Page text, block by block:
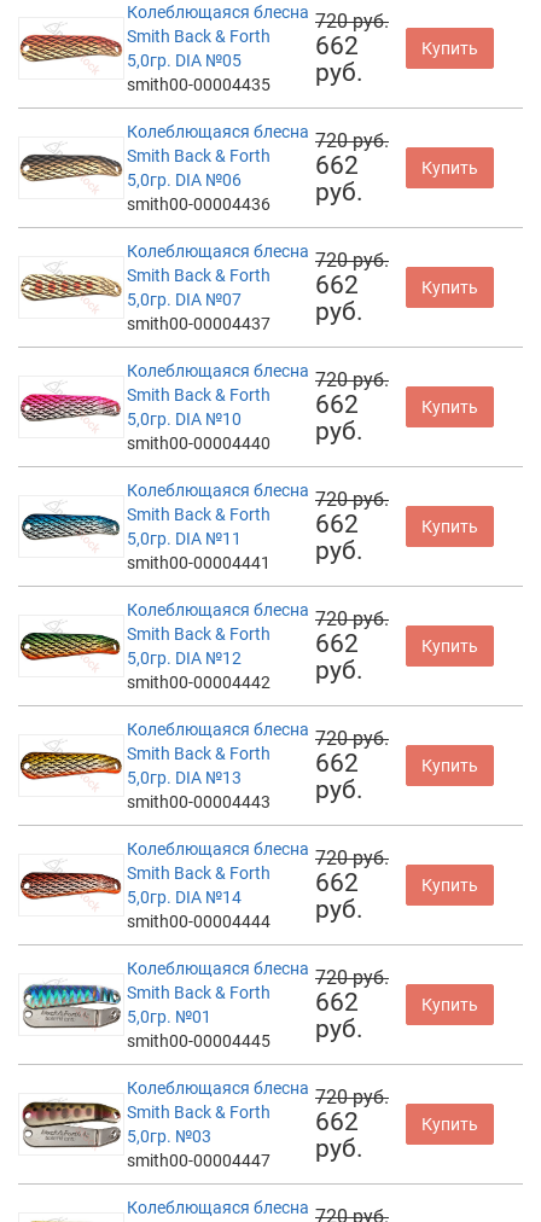
Колеблющаяся блесна
Smith Back & Forth
5,0гр. DIA №05
smith00-00004435
720 руб.
662
руб.
Купить
Колеблющаяся блесна
Smith Back & Forth
5,0гр. DIA №06
smith00-00004436
720 руб.
662
руб.
Купить
Колеблющаяся блесна
Smith Back & Forth
5,0гр. DIA №07
smith00-00004437
720 руб.
662
руб.
Купить
Колеблющаяся блесна
Smith Back & Forth
5,0гр. DIA №10
smith00-00004440
720 руб.
662
руб.
Купить
Колеблющаяся блесна
Smith Back & Forth
5,0гр. DIA №11
smith00-00004441
720 руб.
662
руб.
Купить
Колеблющаяся блесна
Smith Back & Forth
5,0гр. DIA №12
smith00-00004442
720 руб.
662
руб.
Купить
Колеблющаяся блесна
Smith Back & Forth
5,0гр. DIA №13
smith00-00004443
720 руб.
662
руб.
Купить
Колеблющаяся блесна
Smith Back & Forth
5,0гр. DIA №14
smith00-00004444
720 руб.
662
руб.
Купить
Колеблющаяся блесна
Smith Back & Forth
5,0гр. №01
smith00-00004445
720 руб.
662
руб.
Купить
Колеблющаяся блесна
Smith Back & Forth
5,0гр. №03
smith00-00004447
720 руб.
662
руб.
Купить
Колеблющаяся блесна 720 руб.